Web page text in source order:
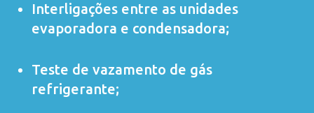
Interligações entre as unidades
evaporadora e condensadora;
Teste de vazamento de gás
refrigerante;